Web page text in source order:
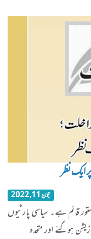
ایک نظر
جون 11, 2022
قائم ہے۔ سیاسی پارٹیوں
ہوگئے اور متحدہ